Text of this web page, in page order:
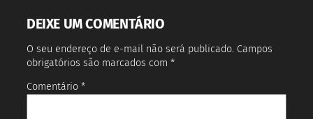
DEIXE UM COMENTÁRIO
O seu endereço de e-mail não será publicado. Campos
obrigatórios são marcados com *
Comentário *